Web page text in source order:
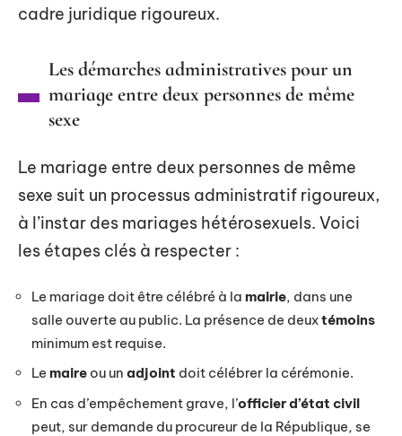
cadre juridique rigoureux.
Les démarches administratives pour un
mariage entre deux personnes de même
sexe
Le mariage entre deux personnes de même
sexe suit un processus administratif rigoureux,
à l’instar des mariages hétérosexuels. Voici
les étapes clés à respecter :
Le mariage doit être célébré à la mairie, dans une
salle ouverte au public. La présence de deuxtémoins
minimum est requise.
Le maire ou un adjoint doit célébrer la cérémonie.
En cas d’empêchement grave, l’officier d’état civil
peut, sur demande du procureur de la République, se